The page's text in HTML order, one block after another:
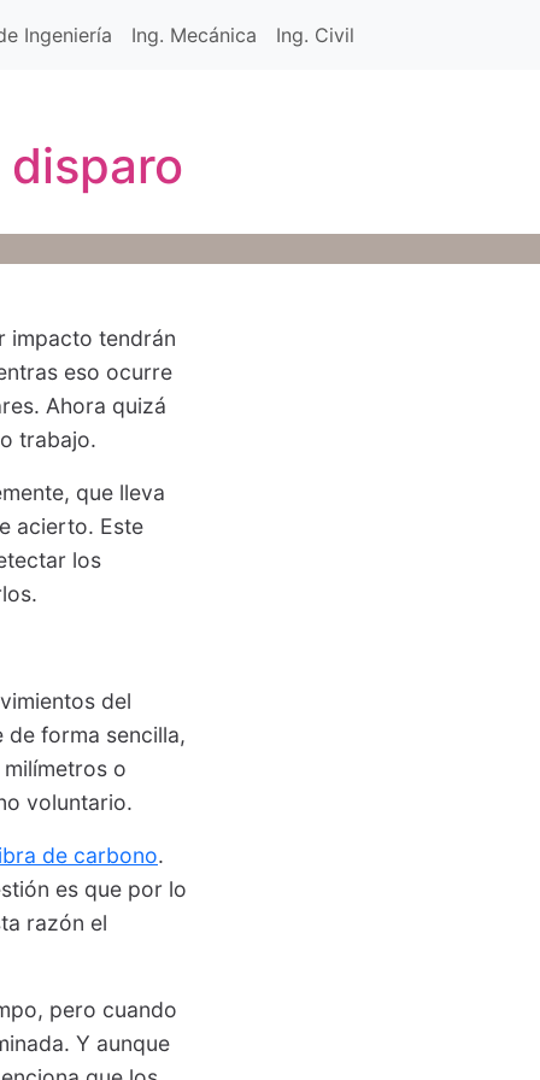
Ingeniería Ing. Mecánica Ing. Civil
impacto tendrán
eso ocurre
Ahora quizá
trabajo.
que lleva
acierto. Este
los
del
forma sencilla,
o
voluntario.
de carbono.
es que por lo
razón el
pero cuando
Y aunque